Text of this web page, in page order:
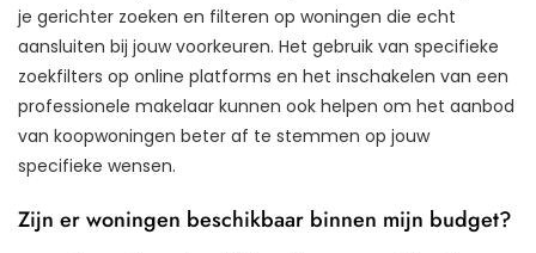
je gerichter zoeken en filteren op woningen die echt
aansluiten bij jouw voorkeuren. Het gebruik van specifieke
zoekfilters op online platforms en het inschakelen van een
professionele makelaar kunnen ook helpen om het aanbod
van koopwoningen beter af te stemmen op jouw
specifieke wensen.
Zijn er woningen beschikbaar binnen mijn budget?